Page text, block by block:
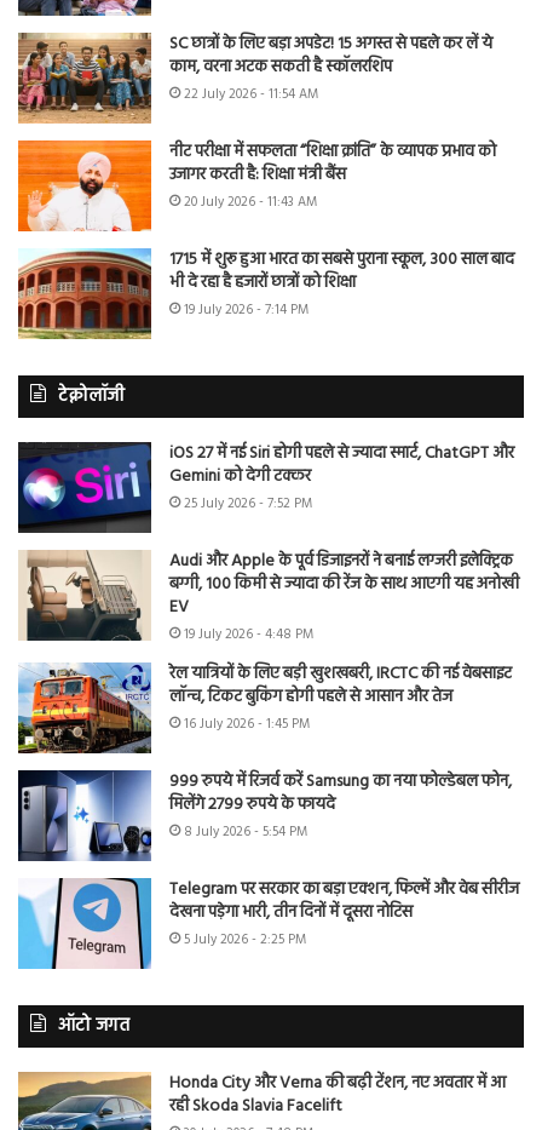
SC छात्रों के लिए बड़ा अपडेट! 15 अगस्त से पहले कर लें ये
काम, वरना अटक सकती है स्कॉलरशिप
22 July 2026 - 11:54 AM
नीट परीक्षा में सफलता “शिक्षा क्रांति” के व्यापक प्रभाव को
उजागर करती है: शिक्षा मंत्री बैंस
20 July 2026 - 11:43 AM
1715 में शुरू हुआ भारत का सबसे पुराना स्कूल, 300 साल बाद
भी दे रहा है हजारों छात्रों को शिक्षा
19 July 2026 - 7:14 PM
टेक्नोलॉजी
iOS 27 में नई Siri होगी पहले से ज्यादा स्मार्ट, ChatGPT और
Gemini को देगी टक्कर
25 July 2026 - 7:52 PM
Audi और Apple के पूर्व डिजाइनरों ने बनाई लग्जरी इलेक्ट्रिक
बग्गी, 100 किमी से ज्यादा की रेंज के साथ आएगी यह अनोखी
EV
19 July 2026 - 4:48 PM
रेल यात्रियों के लिए बड़ी खुशखबरी, IRCTC की नई वेबसाइट
लॉन्च, टिकट बुकिंग होगी पहले से आसान और तेज
16 July 2026 - 1:45 PM
999 रुपये में रिजर्व करें Samsung का नया फोल्डेबल फोन,
मिलेंगे 2799 रुपये के फायदे
8 July 2026 - 5:54 PM
Telegram पर सरकार का बड़ा एक्शन, फिल्में और वेब सीरीज
देखना पड़ेगा भारी, तीन दिनों में दूसरा नोटिस
5 July 2026 - 2:25 PM
ऑटो जगत
Honda City और Verna की बढ़ी टेंशन, नए अवतार में आ
रही Skoda Slavia Facelift